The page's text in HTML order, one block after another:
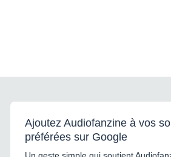
Ajoutez Audiofanzine à vos
préférées sur Google